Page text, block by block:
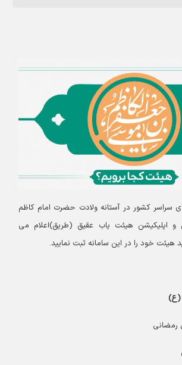
کشور در آستانه ولادت حضرت امام کاظم
هیئت یاب عقیق (طریق)اعلام می
هیئت خود را در این سامانه ثبت نمایید.